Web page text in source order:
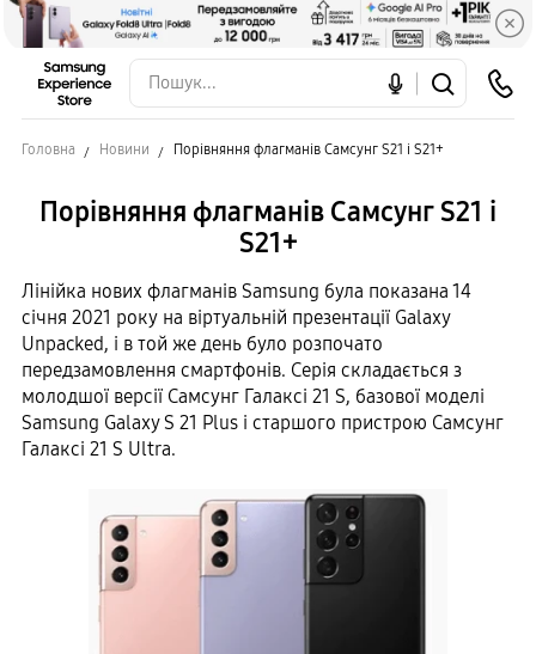
Головна Новини Порівняння флагманів Самсунг S21 і S21+
Порівняння флагманів Самсунг S21 і
S21+
Лінійка нових флагманів Samsung була показана 14
січня 2021 року на віртуальній презентації Galaxy
Unpacked, і в той же день було розпочато
передзамовлення смартфонів. Серія складається з
молодшої версії Самсунг Галаксі 21 S, базової моделі
Samsung Galaxy S 21 Plus і старшого пристрою Самсунг
Галаксі 21 S Ultra.